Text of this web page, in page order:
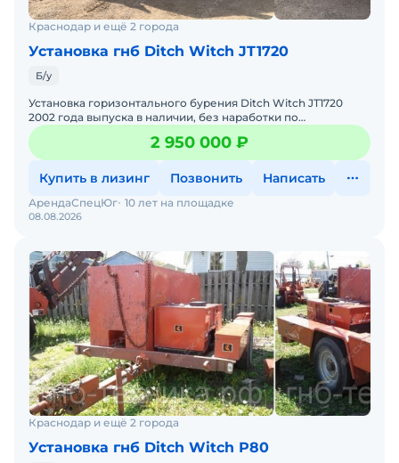
Краснодар и ещё 2 города
Установка гнб Ditch Witch JT1720
Б/у
Установка горизонтального бурения Ditch Witch JT1720
2002 года выпуска в наличии, без наработки по
РФ.Технические характеристики Ditch Witch
JT1720:Двигатель: м
2 950 000 ₽
Купить в лизинг Позвонить Написать
08.08.2026
АрендаСпецЮг 10 лет на площадке
Краснодар и ещё 2 города
Установка гнб Ditch Witch Р80